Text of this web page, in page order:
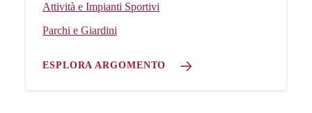
Attività e Impianti Sportivi
Parchi e Giardini
ESPLORA ARGOMENTO